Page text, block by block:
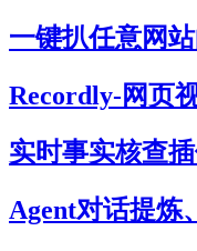
一键扒任意网
Recordly-网页
实时事实核查
Agent对话提炼